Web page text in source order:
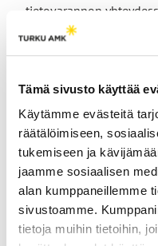
Tämä sivusto käyttää
Käytämme evästeitä
räätälöimiseen,
tukemiseen ja
jaamme sosiaalisen
alan kumppaneillemme
sivustoamme.
tietoja muihin tietoihin,
tietovarannon
sisältämät
liittyvät
tietovarannossa.